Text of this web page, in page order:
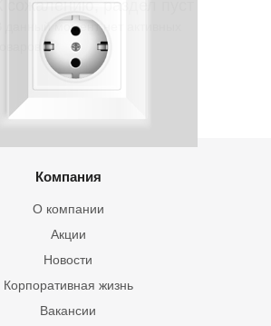
К сожалению, раздел пуст
В данный момент нет активных
Компания
О компании
Акции
Новости
Корпоративная жизнь
Вакансии